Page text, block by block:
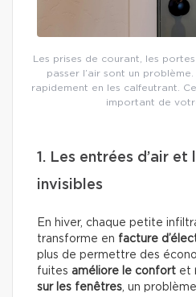
Les prises de courant, les
passer l’air sont un
rapidement en les calfeutrant.
important de
1. Les entrées d’air et
invisibles
En hiver, chaque petite
transforme en facture
plus de permettre des
fuites améliore le confort et
sur les fenêtres, un